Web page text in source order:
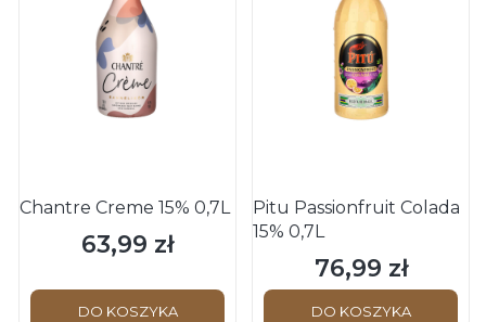
Chantre Creme 15% 0,7L
Cena
63,99 zł
DO KOSZYKA
Pitu Passionfruit Colada
15% 0,7L
Cena
76,99 zł
DO KOSZYKA